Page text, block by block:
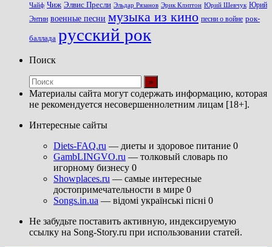
Чайф Чиж Элвис Пресли Эльдар Рязанов Эрик Клэптон Юрий Шевчук Юрий
Энтин военные песни музыка из кино песни о войне рок-
баллада русский рок
Поиск
Материалы сайта могут содержать информацию, которая
не рекомендуется несовершеннолетним лицам [18+].
Интересные сайты
Diets-FAQ.ru — диеты и здоровое питание 0
GambLINGVO.ru — толковый словарь по
игорному бизнесу 0
Showplaces.ru — самые интересные
достопримечательности в мире 0
Songs.in.ua — відомі українські пісні 0
Не забудьте поставить активную, индексируемую
ссылку на Song-Story.ru при использовании статей.